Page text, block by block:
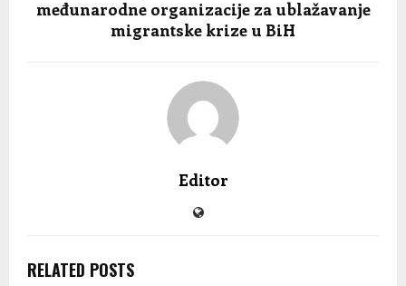
međunarodne organizacije za ublažavanje
migrantske krize u BiH
Editor
RELATED POSTS